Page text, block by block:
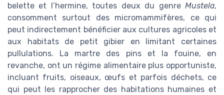
belette et l’hermine, toutes deux du genre Mustela,
consomment surtout des micromammifères, ce qui
peut indirectement bénéficier aux cultures agricoles et
aux habitats de petit gibier en limitant certaines
pullulations. La martre des pins et la fouine, en
revanche, ont un régime alimentaire plus opportuniste,
incluant fruits, oiseaux, œufs et parfois déchets, ce
qui peut les rapprocher des habitations humaines et